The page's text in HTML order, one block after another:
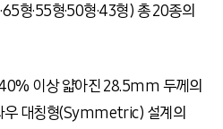
형·55형·50형·43형) 총 20종의
이상 얇아진 28.5mm 두께의
우 대칭형(Symmetric) 설계의